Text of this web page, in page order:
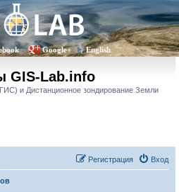
Google+ English
GIS-Lab.info
и Дистанционное зондирование Земли
Вход
Регистрация